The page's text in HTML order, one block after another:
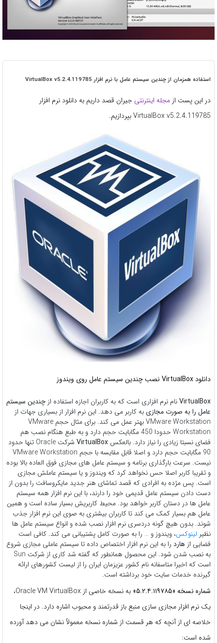
استفاده همزمان از چندین سیستم عامل با نرم افزار VirtualBox v5.2.4.119785
در این پست از مجله اینترنتی جیران قصد داریم به دانلود نرم افزار
VirtualBox v5.2.4.119785 بپردازیم.
دانلود VirtualBox نصب چندین سیستم عامل روی ویندوز
VirtualBoxنام نرم افزاری است که به کاربران اجازه استفاده از چندین سیستم
عامل را به صورت مجازی به کاربر می دهد. این نرم افزار از بسیاری جهات از
VMware Workstation بهتر عمل می کند. برای مثال حجم VMware
Workstation حدودا 450 مگابایت حجم دارد و به طبع هنگام نصب هم
فضای نسبتا زیادی را نیاز دارد. بالعکس VirtualBox
شرکت Oracle تنها حدود
نیست. سرعت بارگذاری برنامه و سیستم عامل های مجازی فوق العاده بالا بوده
و تقریبا کاربر اصلا حس نخواهد کرد که ویندوز و یا سیستم عاملش مجازی
است. پس مژده به افرادی که قصد تماشای هنر جدید مایکروسافت را بدون از
دست دادن سیستم عامل قدیمی خود را دارند، با این نرم افزار همه سیستم
عامل ها در دستان کاربر خواهد بود. محیط کاربریش بسیار ساده است و همین
عامل هم بسیار کمک می کند تا کاربران بیشتری به صوی این نرم افزار جذب
شوند. بدون هیچ گونه دردسری نرم افزار نصب شده و انواع سیستم عامل ها
نظیر لینوکس، ویندوز و … را به صورت کامل پشتیبانی می کند. کافی است
فضایی از هارد را به این نرم افزار اختصاص داده تا سیستم عاملی مجازی شروع
به نصب شدن شود. این محصول همانطور که گفته شد کاری از شرکت Sun
است که اخیرا متاسفانه نام کشور عزیزمان ایران را از لیست کشورهای ارائه
گیرنده خدمات سایت خود برداشته است.
شماره نسخه «۵.۲.۴.۱۱۹۷۸۵»
به نسخه خاصی از Oracle VM VirtualBox،
یک نرم افزار مجازی سازی منبع باز قدرتمند و محبوب اشاره دارد. در اینجا
خلاصه ای از آنچه که هر قسمت از شماره نسخه معمولاً نشان می دهد آورده
شده است: